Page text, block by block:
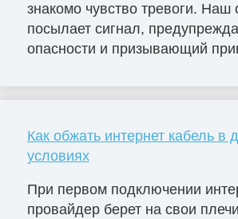
знакомо чувство тревоги. Наш
посылает сигнал,
опасности и призывающий
Как обжать интернет кабель в
условиях
При первом подключении
провайдер берет на свои